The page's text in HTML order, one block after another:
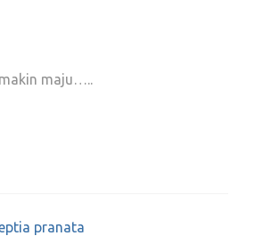
maju…..
pranata